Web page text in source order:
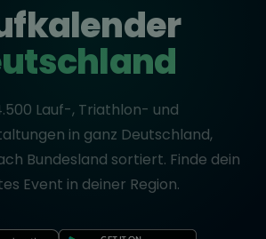
Lauf-, Triathlon- und
in ganz Deutschland,
Bundesland sortiert. Finde dein
Event in deiner Region.